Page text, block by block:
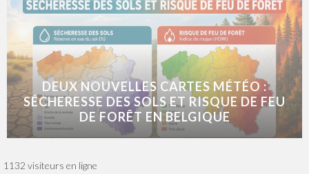
DEUX NOUVELLES CARTES MÉTÉO :
SÉCHERESSE DES SOLS ET RISQUE DE FEU
DE FORÊT EN BELGIQUE
1132 visiteurs en ligne